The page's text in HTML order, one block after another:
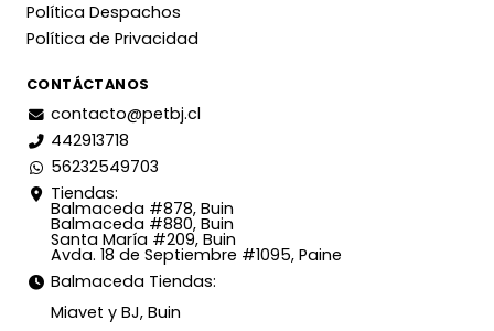
Política Despachos
Política de Privacidad
CONTÁCTANOS
contacto@petbj.cl
442913718
56232549703
Tiendas:
Balmaceda #878, Buin
Balmaceda #880, Buin
Santa María #209, Buin
Avda. 18 de Septiembre #1095, Paine
Balmaceda Tiendas:
Miavet y BJ, Buin